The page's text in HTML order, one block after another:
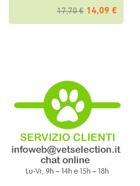
17,70 € 14,09 €